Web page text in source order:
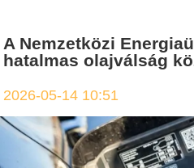
A Nemzetközi
hatalmas olajválság
2026-05-14 10:51